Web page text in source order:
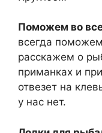
Поможем во
всегда
расскажем о
приманках и
отвезет на
у нас нет.